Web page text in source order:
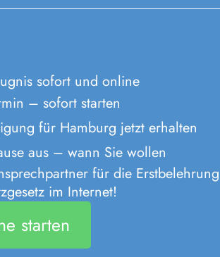
sofort und online
– sofort starten
für Hamburg jetzt erhalten
aus – wann Sie wollen
für die
im Internet!
starten